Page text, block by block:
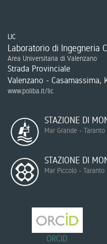
LIC
Laboratorio di Ingegneria
Area Universitaria di Valenzano
Strada Provinciale
Valenzano - Casamassima,
www.poliba.it/lic
STAZIONE DI
Mar Grande - Taranto
STAZIONE DI
Mar Piccolo - Taranto
ORCID